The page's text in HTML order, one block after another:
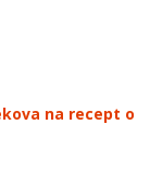
na recept o